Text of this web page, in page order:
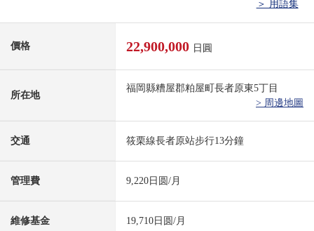
＞ 用語集
價格 22,900,000 日圓
所在地
福岡縣糟屋郡粕屋町長者原東5丁目
> 周邊地圖
交通 筱栗線長者原站步行13分鐘
管理費 9,220日圆/月
維修基金 19,710日圆/月